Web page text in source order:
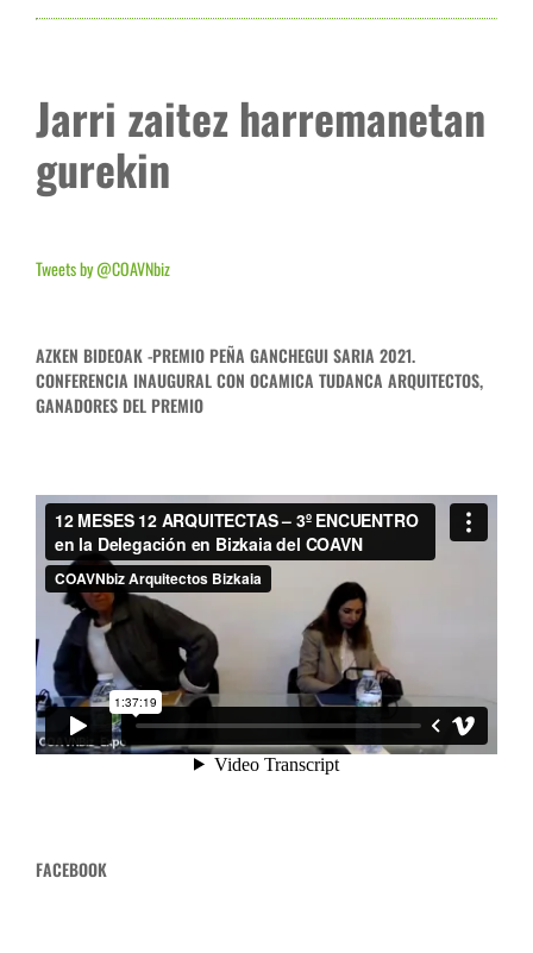
Jarri zaitez harremanetan
gurekin
Tweets by @COAVNbiz
AZKEN BIDEOAK -PREMIO PEÑA GANCHEGUI SARIA 2021.
CONFERENCIA INAUGURAL CON OCAMICA TUDANCA ARQUITECTOS,
GANADORES DEL PREMIO
FACEBOOK